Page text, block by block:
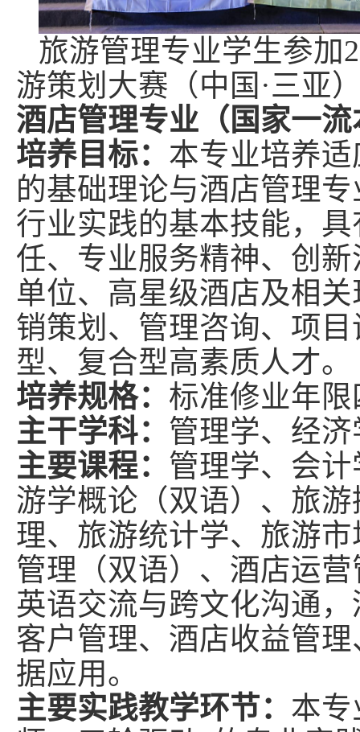
旅游管理专业学生参加
游策划大赛（中国 ·三亚
酒店管理专业（国家一
培养目标： 本专业培养
的基础理论与酒店管理
行业实践的基本技能，
任、专业服务精神、创
单位、高星级酒店及相
销策划、管理咨询、项
型、复合型高素质人才。
培养规格： 标准修业年
主干学科： 管理学、经济
主要课程： 管理学、会
游学概论（双语）、旅
理、旅游统计学、旅游
管理（双语）、酒店运
英语交流与跨文化沟通
客户管理、酒店收益管
据应用。
主要实践教学环节： 本专